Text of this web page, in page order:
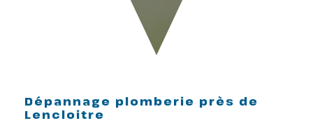
Dépannage plomberie près de
Lencloitre